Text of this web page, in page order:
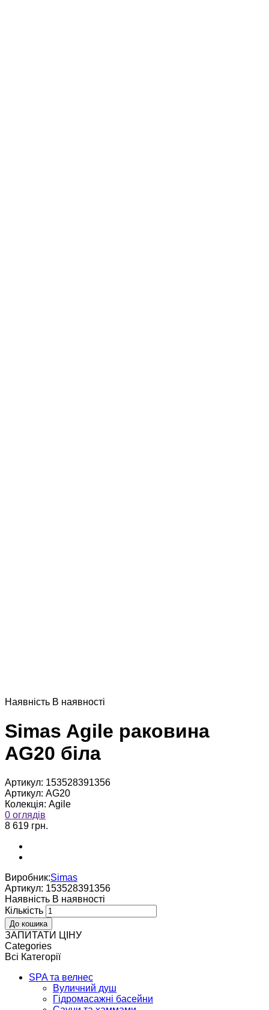
Наявнiсть В наявностi
Simas Agile раковина
AG20 біла
Артикул: 153528391356
Артикул: AG20
Колекція: Agile
0 оглядів
8 619 грн.
Виробник:Simas
Артикул: 153528391356
Наявнiсть В наявностi
Кількість
ЗАПИТАТИ ЦІНУ
Categories
Всі Категорії
SPA та велнес
Вуличний душ
Гідромасажні басейни